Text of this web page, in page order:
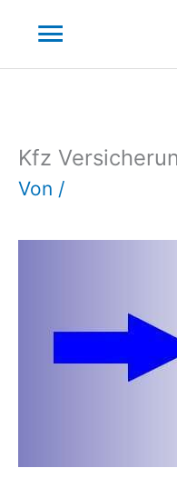
Inhalt
springen
Kfz
Von /